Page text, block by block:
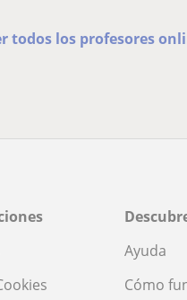
todos los profesores
Ayuda
Cómo